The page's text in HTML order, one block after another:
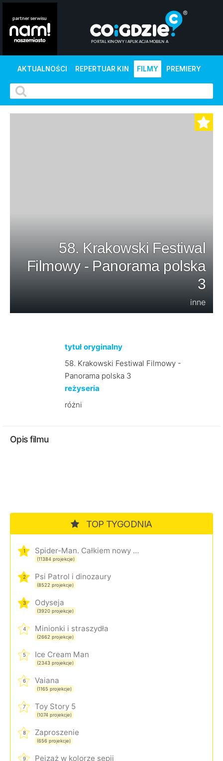
AKTUALNOŚCI REPERTUAR KIN FILMY PREMIERY
58. Krakowski Festiwal
Filmowy - Panorama polska
3
inne
tytuł oryginalny
58. Krakowski Festiwal Filmowy -
Panorama polska 3
reżyseria
różni
Opis filmu
TOP TYGODNIA
1 Spider-Man. Całkiem nowy dzień
(11384 projekcje)
2 Psi Patrol i dinozaury
(8522 projekcje)
3 Odyseja
(3920 projekcje)
4 Minionki i straszydła
(2662 projekcje)
5 Ice Cream Man
(2343 projekcje)
6 Vaiana
(1165 projekcje)
7 Toy Story 5
(1074 projekcje)
8 Zaproszenie
(656 projekcje)
9 Pejzaż w kolorze sepii